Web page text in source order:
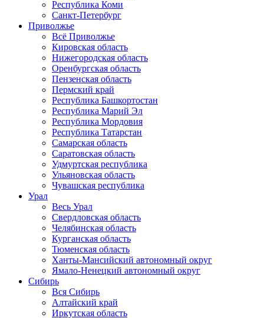
Республика Коми
Санкт-Петербург
Приволжье
Всё Приволжье
Кировская область
Нижегородская область
Оренбургская область
Пензенская область
Пермский край
Республика Башкортостан
Республика Марий Эл
Республика Мордовия
Республика Татарстан
Самарская область
Саратовская область
Удмуртская республика
Ульяновская область
Чувашская республика
Урал
Весь Урал
Свердловская область
Челябинская область
Курганская область
Тюменская область
Ханты-Мансийский автономный округ
Ямало-Ненецкий автономный округ
Сибирь
Вся Сибирь
Алтайский край
Иркутская область